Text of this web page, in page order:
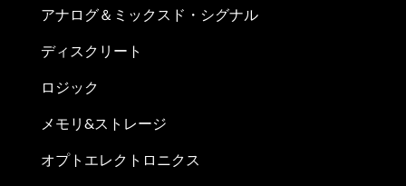
アナログ＆ミックスド・シグナル
ディスクリート
ロジック
メモリ&ストレージ
オプトエレクトロニクス